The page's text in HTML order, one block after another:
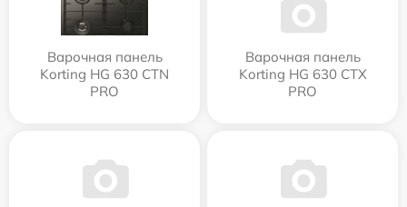
Варочная панель
Korting HG 630 CTN
PRO
Варочная панель
Korting HG 630 CTX
PRO